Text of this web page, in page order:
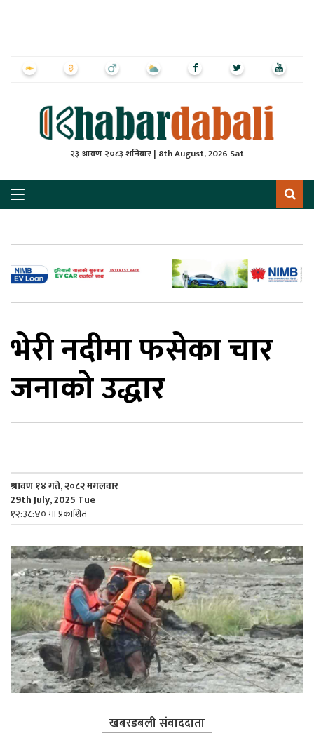
२३ श्रावण २०८३ शनिबार | 8th August, 2026 Sat
भेरी नदीमा फसेका चार
जनाको उद्धार
श्रावण १४ गते, २०८२ मगलवार
29th July, 2025 Tue
१२:३८:४० मा प्रकाशित
खबरडबली संवाददाता